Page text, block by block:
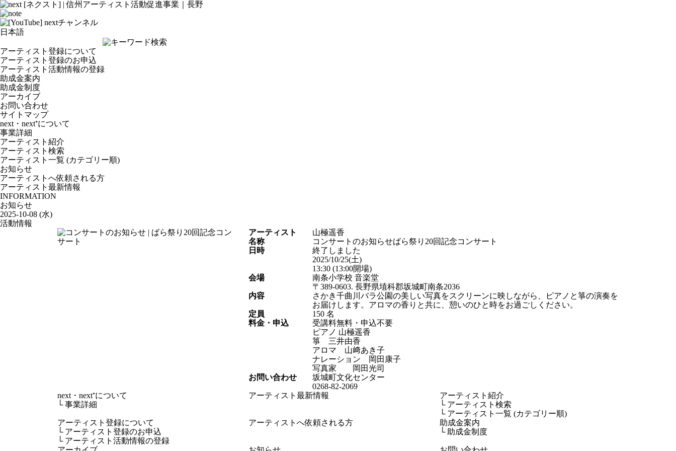
next・next⁺について
事業詳細
アーティスト紹介
アーティスト検索
アーティスト一覧 (カテゴリー順)
お知らせ
アーティストへ依頼される方
アーティスト最新情報
アーティスト登録について
アーティスト登録のお申込
アーティスト活動情報の登録
助成金案内
助成金制度
アーカイブ
お問い合わせ
サイトマップ
INFORMATION
お知らせ
2025-10-08 (水)
活動情報
アーティスト
山極遥香
名称
コンサートのお知らせばら祭り20回記念コンサート
日時
終了しました
2025/10/25(土)
13:30 (13:00開場)
会場
南条⼩学校 ⾳楽堂
〒389-0603. 長野県埴科郡坂城町南条2036
内容
さかき千曲川バラ公園の美しい写真をスクリーンに映しながら、ピアノと箏の演奏を
お届けします。アロマの香りと共に、憩いのひと時をお過ごしください。
定員
150 名
料金・申込
受講料無料・申込不要
ピアノ 山極遥香
箏 三井由香
アロマ 山﨑あき子
ナレーション 岡田康子
写真家 岡田光司
お問い合わせ
坂城町文化センター
0268-82-2069
next・next⁺について
└事業詳細
アーティスト最新情報
アーティスト紹介
└ アーティスト検索
└ アーティスト一覧 (カテゴリー順)
アーティスト登録について
└ アーティスト登録のお申込
└ アーティスト活動情報の登録
アーティストへ依頼される方
助成金案内
└ 助成金制度